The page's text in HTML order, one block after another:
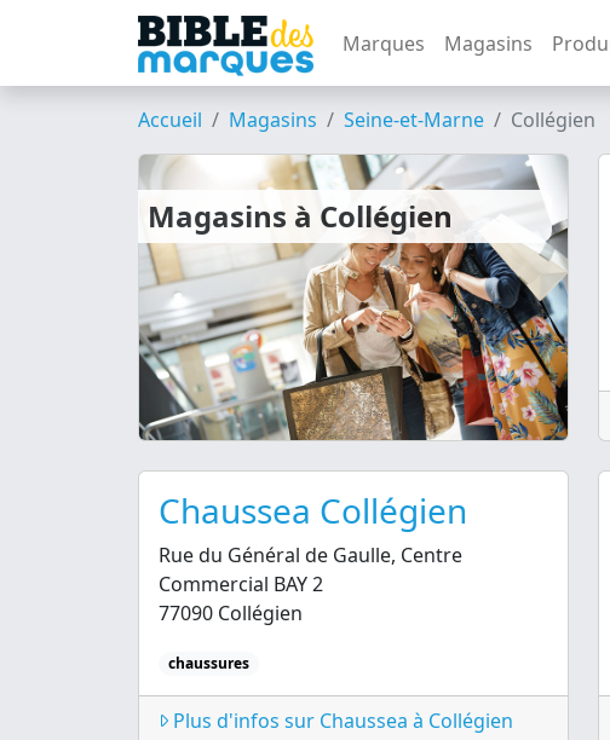
Marques Magasins
Accueil Magasins Seine-et-Marne Collégien
Magasins à Collégien
Chaussea Collégien
Rue du Général de Gaulle, Centre
Commercial BAY 2
77090 Collégien
chaussures
Plus d'infos sur Chaussea à Collégien